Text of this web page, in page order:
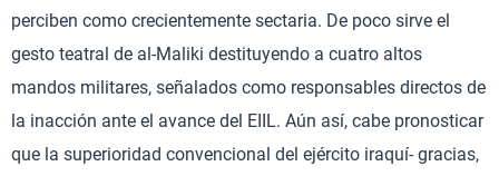
perciben como crecientemente sectaria. De poco sirve el
gesto teatral de al-Maliki destituyendo a cuatro altos
mandos militares, señalados como responsables directos de
la inacción ante el avance del EIIL. Aún así, cabe pronosticar
que la superioridad convencional del ejército iraquí- gracias,